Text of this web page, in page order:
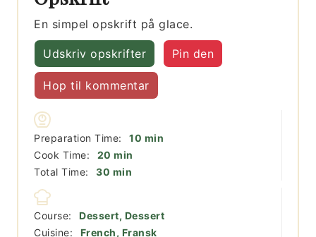
En simpel opskrift på glace.
Udskriv opskrifter Pin den
Hop til kommentar
Preparation Time: 10 minutter
min
Cook Time:
20 minutter
min
Total Time:
30 minutter
min
Course:
Dessert, Dessert
Cuisine:
French, Fransk